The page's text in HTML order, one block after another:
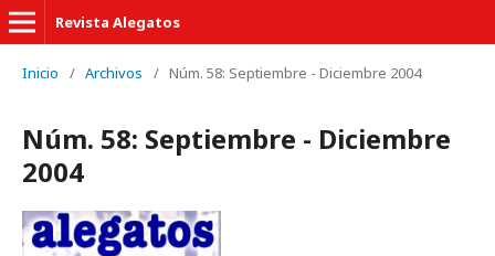
Revista Alegatos
Inicio / Archivos / Núm. 58: Septiembre - Diciembre 2004
Núm. 58: Septiembre - Diciembre
2004